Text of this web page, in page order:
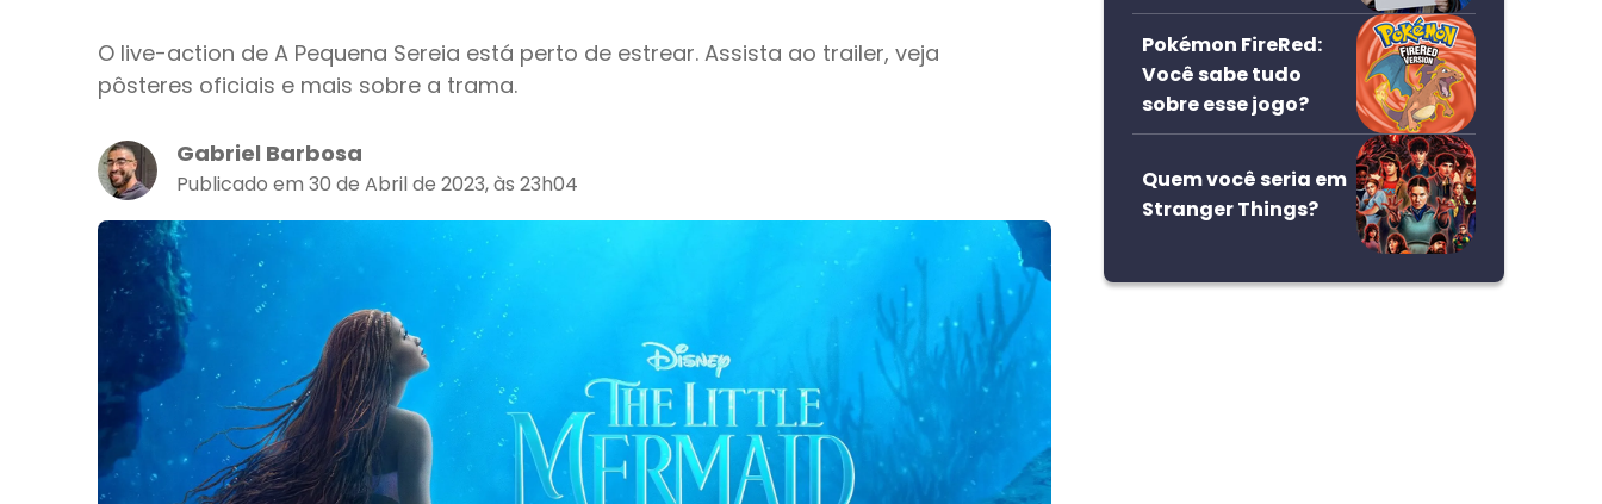
O live-action de A Pequena Sereia está perto de estrear. Assista ao trailer, veja
pôsteres oficiais e mais sobre a trama.
Gabriel Barbosa
Publicado em 30 de Abril de 2023, às 23h04
Pokémon FireRed:
Você sabe tudo
sobre esse jogo?
Quem você seria em
Stranger Things?